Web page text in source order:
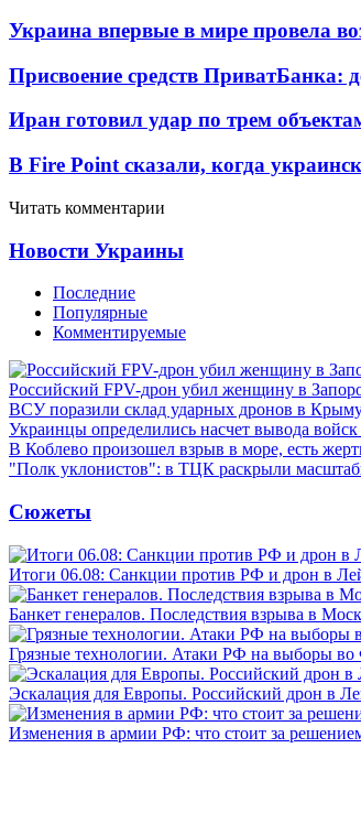
Украина впервые в мире провела
Присвоение средств ПриватБанка:
Иран готовил удар по трем
В Fire Point сказали, когда
Читать комментарии
Новости Украины
Последние
Популярные
Комментируемые
Российский FPV-дрон убил женщину в
ВСУ поразили склад ударных дронов в
Украинцы определились насчет вывода войск
В Коблево произошел взрыв в море, есть
"Полк уклонистов": в ТЦК раскрыли
Сюжеты
Итоги 06.08: Санкции против РФ и дрон в
Банкет генералов. Последствия взрыва в
Грязные технологии. Атаки РФ на выборы
Эскалация для Европы. Российский дрон в
Изменения в армии РФ: что стоит за